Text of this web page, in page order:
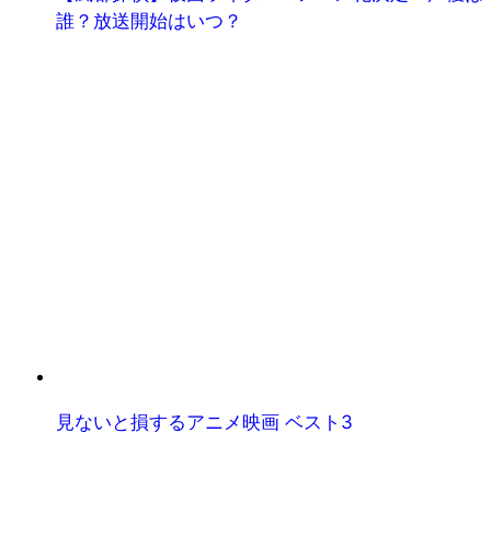
誰？放送開始はいつ？
見ないと損するアニメ映画 ベスト3